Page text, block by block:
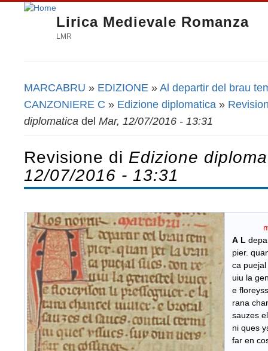
Lirica Medievale Romanza
LMR
Tu sei qui
MARCABRU » EDIZIONE » Al departir del brau
CANZONIERE C » Edizione diplomatica »
diplomatica del Mar, 12/07/2016 - 13:31
Revisione di Edizione
12/07/2016 - 13:31
A L
pier.
ca
uiu la
e
rana
sauzes
ni ques
far en